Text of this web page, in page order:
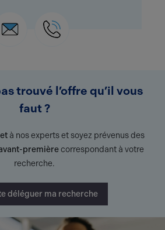
trouvé l’offre qu’il vous
faut ?
à nos experts et soyez prévenus des
premièrecorrespondant à votre
recherche.
déléguer ma recherche